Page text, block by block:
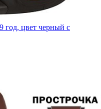
год, цвет черный с